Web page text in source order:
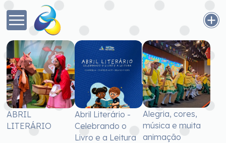
ABRIL
LITERÁRIO
Abril Literário -
Celebrando o
Livro e a Leitura
Alegria, cores,
música e muita
animação